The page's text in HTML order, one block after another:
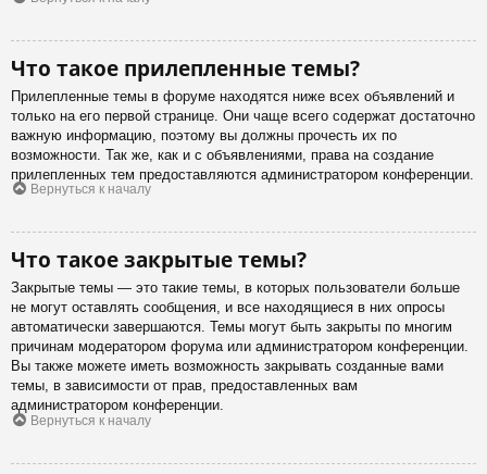
Что такое прилепленные темы?
Прилепленные темы в форуме находятся ниже всех объявлений и
только на его первой странице. Они чаще всего содержат достаточно
важную информацию, поэтому вы должны прочесть их по
возможности. Так же, как и с объявлениями, права на создание
прилепленных тем предоставляются администратором конференции.
Вернуться к началу
Что такое закрытые темы?
Закрытые темы — это такие темы, в которых пользователи больше
не могут оставлять сообщения, и все находящиеся в них опросы
автоматически завершаются. Темы могут быть закрыты по многим
причинам модератором форума или администратором конференции.
Вы также можете иметь возможность закрывать созданные вами
темы, в зависимости от прав, предоставленных вам
администратором конференции.
Вернуться к началу